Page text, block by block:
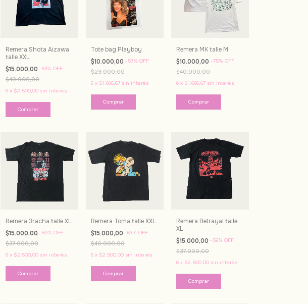
Remera Shota Aizawa
talle XXL
$15.000,00 -63% OFF
$40.000,00
6 x $2.500,00 sin interés
Tote bag Playboy
$10.000,00 -57% OFF
$23.000,00
6 x $1.666,67 sin interés
Remera MK talle M
$10.000,00 -75% OFF
$40.000,00
6 x $1.666,67 sin interés
Remera 3racha talle XL
$15.000,00 -59% OFF
$37.000,00
6 x $2.500,00 sin interés
Remera Toma talle XXL
$15.000,00 -63% OFF
$40.000,00
6 x $2.500,00 sin interés
Remera Betrayal talle
XL
$15.000,00 -59% OFF
$37.000,00
6 x $2.500,00 sin interés